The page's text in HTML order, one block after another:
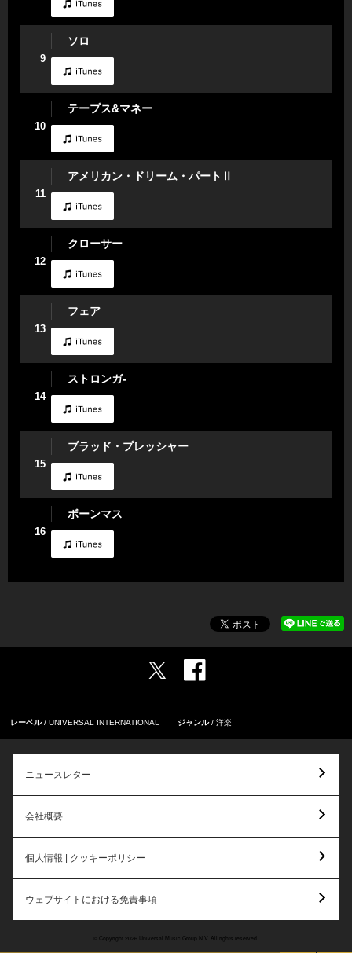
9
ソロ
10
テープス&マネー
11
アメリカン・ドリーム・パートⅡ
12
クローサー
13
フェア
14
ストロンガ-
15
ブラッド・プレッシャー
16
ボーンマス
レーベル UNIVERSAL INTERNATIONAL ジャンル 洋楽
ニュースレター
会社概要
個人情報 | クッキーポリシー
ウェブサイトにおける免責事項
© Copyright 2026 Universal Music Group N.V. All rights reserved.